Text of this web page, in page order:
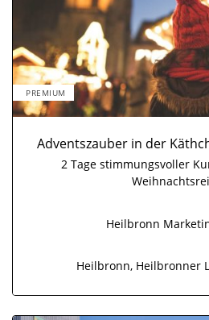
PREMIUM
Adventszauber in der
2 Tage stimmungsvoller
Heilbronn
Heilbronn, Heilbronner